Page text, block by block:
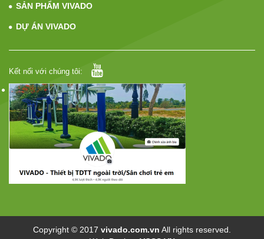
SẢN PHẨM VIVADO
DỰ ÁN VIVADO
Kết nối với chúng tôi:
Copyright © 2017 vivado.com.vn All rights reserved.